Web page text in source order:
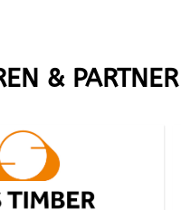
& PARTNER